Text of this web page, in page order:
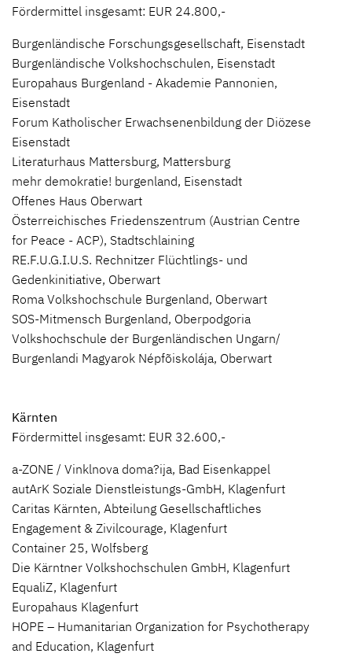
Fördermittel insgesamt: EUR 24.800,-
Burgenländische Forschungsgesellschaft, Eisenstadt
Burgenländische Volkshochschulen, Eisenstadt
Europahaus Burgenland - Akademie Pannonien,
Eisenstadt
Forum Katholischer Erwachsenenbildung der Diözese
Eisenstadt
Literaturhaus Mattersburg, Mattersburg
mehr demokratie! burgenland, Eisenstadt
Offenes Haus Oberwart
Österreichisches Friedenszentrum (Austrian Centre
for Peace - ACP), Stadtschlaining
RE.F.U.G.I.U.S. Rechnitzer Flüchtlings- und
Gedenkinitiative, Oberwart
Roma Volkshochschule Burgenland, Oberwart
SOS-Mitmensch Burgenland, Oberpodgoria
Volkshochschule der Burgenländischen Ungarn/
Burgenlandi Magyarok Népfõiskolája, Oberwart
Kärnten
Fördermittel insgesamt: EUR 32.600,-
a-ZONE / Vinklnova doma?ija, Bad Eisenkappel
autArK Soziale Dienstleistungs-GmbH, Klagenfurt
Caritas Kärnten, Abteilung Gesellschaftliches
Engagement & Zivilcourage, Klagenfurt
Container 25, Wolfsberg
Die Kärntner Volkshochschulen GmbH, Klagenfurt
EqualiZ, Klagenfurt
Europahaus Klagenfurt
HOPE – Humanitarian Organization for Psychotherapy
and Education, Klagenfurt